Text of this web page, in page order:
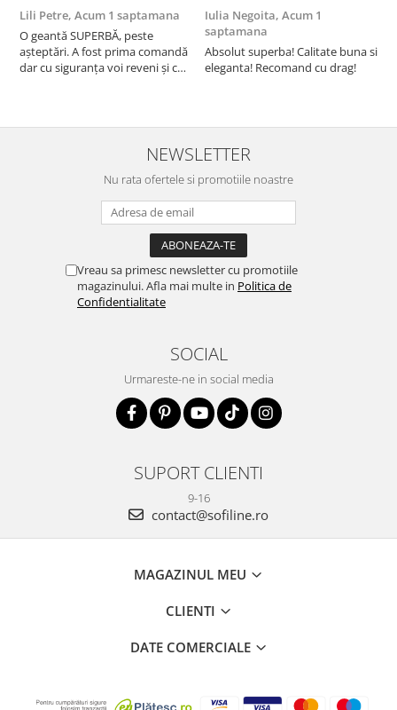
Lili Petre, Acum 1 saptamana
O geantă SUPERBĂ, peste
așteptări. A fost prima comandă
dar cu siguranța voi reveni și cu
doua zi). RECOMAND SOFILINE!!!
Iulia Negoita, Acum 1
saptamana
Absolut superba! Calitate buna si
eleganta! Recomand cu drag!
NEWSLETTER
Nu rata ofertele si promotiile noastre
Vreau sa primesc newsletter cu promotiile
magazinului. Afla mai multe in Politica de
Confidentialitate
SOCIAL
Urmareste-ne in social media
SUPORT CLIENTI
9-16
contact@sofiline.ro
MAGAZINUL MEU
CLIENTI
DATE COMERCIALE